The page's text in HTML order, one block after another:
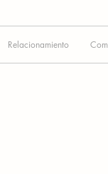
Relacionamiento